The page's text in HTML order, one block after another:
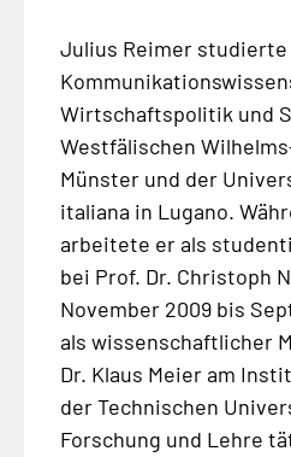
Julius Reimer studierte
Wirtschaftspolitik und
Westfälischen
Münster und der
italiana in Lugano.
arbeitete er als
bei Prof. Dr. Christoph
November 2009 bis
als wissenschaftlicher
Dr. Klaus Meier am
der Technischen
Forschung und Lehre